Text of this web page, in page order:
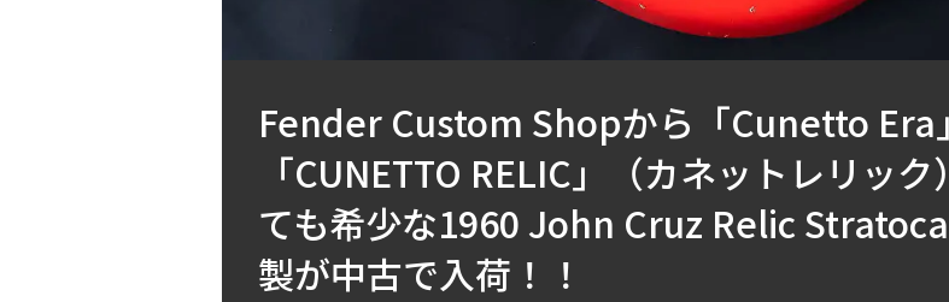
Fender Custom Shopから「Cunetto Era
「CUNETTO RELIC」（カネットレリッ
ても希少な1960 John Cruz Relic
製が中古で入荷！！